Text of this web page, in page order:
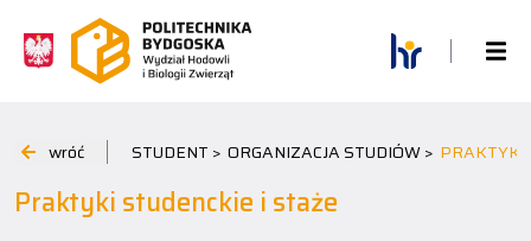
wróć STUDENT > ORGANIZACJA STUDIÓW > PRAKTYKI
Praktyki studenckie i staże